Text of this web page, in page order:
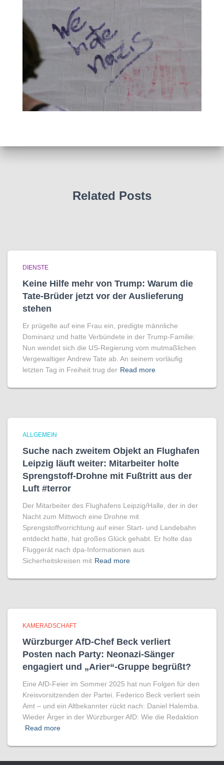
Related Posts
DIENSTE
Keine Hilfe mehr von Trump: Warum die
Tate-Brüder jetzt vor der Auslieferung
stehen
Er prügelte auf eine Frau ein, predigte männliche
Dominanz und hatte Verbündete in der Trump-Familie:
Nun wendet sich die US-Regierung vom mutmaßlichen
Vergewaltiger Andrew Tate ab. An seinem vorläufig
letzten Tag in Freiheit trug der Read more
ALLGEMEIN
Suche nach zweitem Objekt an Flughafen
Leipzig läuft weiter: Mitarbeiter holte
Sprengstoff-Drohne mit Fußtritt aus der
Luft #terror
Der Mitarbeiter des Flughafens Leipzig/Halle, der in der
Nacht zum Mittwoch eine Drohne mit
Sprengstoffvorrichtung auf einer Start- und Landebahn
entdeckt hatte, hat großes Glück gehabt. Er holte das
Fluggerät nach dpa-Informationen aus
Sicherheitskreisen mit Read more
KAMERADSCHAFT
Würzburger AfD-Chef Beck verliert
Posten nach Party: Neonazi-Sänger
engagiert und „Arier“-Gruppe begrüßt?
Eine AfD-Feier im Sommer 2025 hat nun Folgen für den
Kreisvorsitzenden der Partei. Federico Beck verliert sein
Amt – und ein Altbekannter rückt nach: Daniel Halemba.
Wieder Ärger in der Würzburger AfD: Wie die Redaktion
Read more